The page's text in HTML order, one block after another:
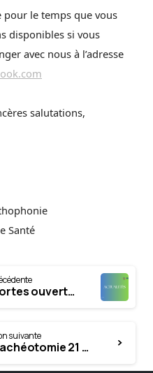
pour le temps que vous
disponibles si vous
avec nous à l’adresse
salutations,
Santé
DUEFO_Journée Portes ouvertes : samedi 1er février 2025
suivante
Journée de la Trachéotomie 21 mars 2025